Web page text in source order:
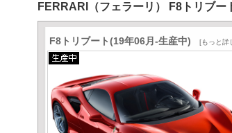
FERRARI（フェラーリ） F8トリブー
F8トリブート(19年06月-生産中) [もっと詳